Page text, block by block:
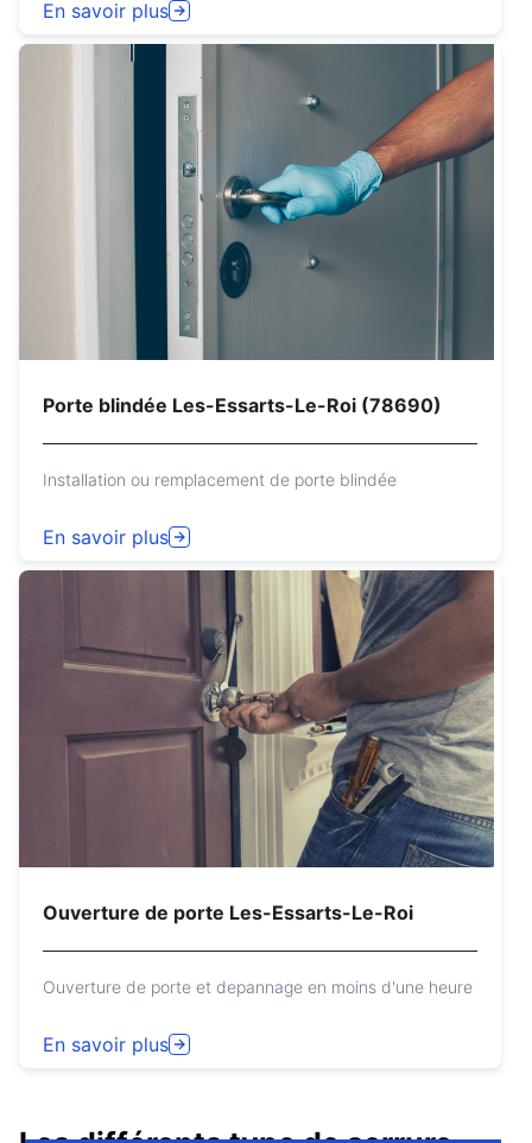
En savoir plus
Porte blindée Les-Essarts-Le-Roi (78690)
Installation ou remplacement de porte blindée
En savoir plus
Ouverture de porte Les-Essarts-Le-Roi
Ouverture de porte et depannage en moins d'une heure
En savoir plus